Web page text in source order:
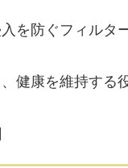
を防ぐフィルタ
健康を維持する